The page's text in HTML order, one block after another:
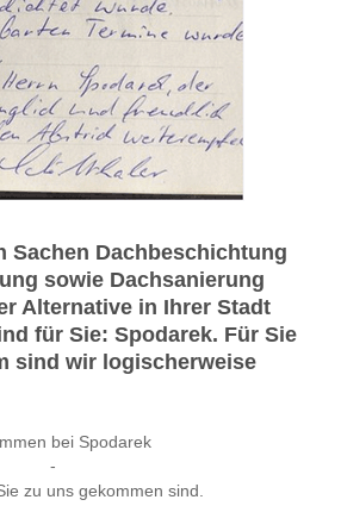
Sachen Dachbeschichtung
sowie Dachsanierung
Alternative in Ihrer Stadt
für Sie: Spodarek. Für Sie
sind wir logischerweise
bei Spodarek
-
zu uns gekommen sind.